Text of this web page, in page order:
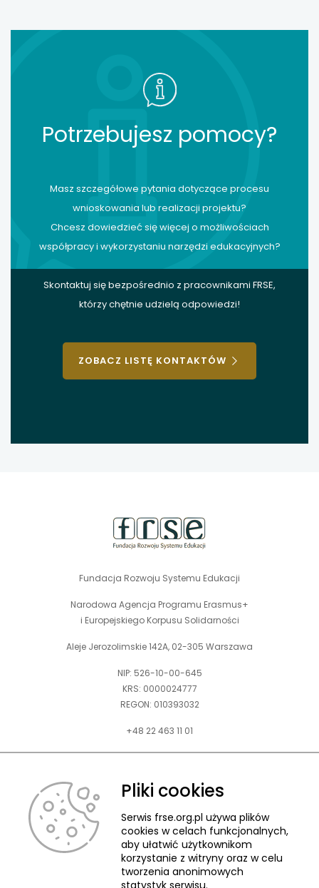
Potrzebujesz pomocy?
Masz szczegółowe pytania dotyczące procesu
wnioskowania lub realizacji projektu?
Chcesz dowiedzieć się więcej o możliwościach
współpracy i wykorzystaniu narzędzi edukacyjnych?
Skontaktuj się bezpośrednio z pracownikami FRSE,
którzy chętnie udzielą odpowiedzi!
ZOBACZ LISTĘ KONTAKTÓW
Fundacja Rozwoju Systemu Edukacji
Narodowa Agencja Programu Erasmus+
i Europejskiego Korpusu Solidarności
Aleje Jerozolimskie 142A, 02-305 Warszawa
NIP: 526-10-00-645
KRS: 0000024777
REGON: 010393032
+48 22 463 11 01
Zapraszamy do kontaktu telefonicznego w godz. 9-15.
kontakt@frse.org.pl
© 2026 Fundacja Rozwoju Systemu Edukacji
Pliki cookies
Serwis frse.org.pl używa plików
cookies w celach funkcjonalnych,
aby ułatwić użytkownikom
korzystanie z witryny oraz w celu
tworzenia anonimowych
statystyk serwisu.